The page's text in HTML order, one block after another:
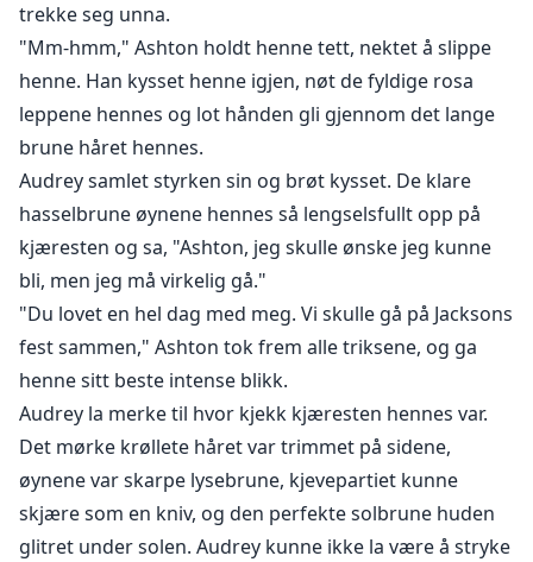
trekke seg unna.
"Mm-hmm," Ashton holdt henne tett, nektet å slippe
henne. Han kysset henne igjen, nøt de fyldige rosa
leppene hennes og lot hånden gli gjennom det lange
brune håret hennes.
Audrey samlet styrken sin og brøt kysset. De klare
hasselbrune øynene hennes så lengselsfullt opp på
kjæresten og sa, "Ashton, jeg skulle ønske jeg kunne
bli, men jeg må virkelig gå."
"Du lovet en hel dag med meg. Vi skulle gå på Jacksons
fest sammen," Ashton tok frem alle triksene, og ga
henne sitt beste intense blikk.
Audrey la merke til hvor kjekk kjæresten hennes var.
Det mørke krøllete håret var trimmet på sidene,
øynene var skarpe lysebrune, kjevepartiet kunne
skjære som en kniv, og den perfekte solbrune huden
glitret under solen. Audrey kunne ikke la være å stryke